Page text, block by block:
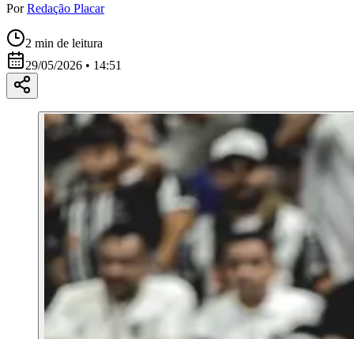
Por Redação Placar
2 min de leitura
29/05/2026 • 14:51